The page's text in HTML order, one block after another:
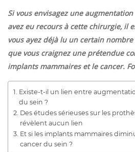
Si vous envisagez une
avez eu recours à cette chirurgie, il
vous ayez déjà lu un certain
que vous craignez une prétendue
implants mammaires et le cancer.
Existe-t-il un lien entre
du sein ?
Des études sérieuses sur les
révèlent aucun lien
Et si les implants mammaires
cancer du sein ?